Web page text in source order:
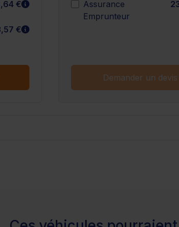
€ En savoir plus
€ En savoir plus
Assurance
Emprunteur
Demander un devis